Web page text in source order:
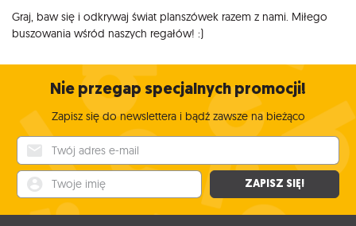
Graj, baw się i odkrywaj świat planszówek razem z nami. Miłego
buszowania wśród naszych regałów! :)
Nie przegap specjalnych promocji!
Zapisz się do newslettera i bądź zawsze na bieżąco
ZAPISZ SIĘ!